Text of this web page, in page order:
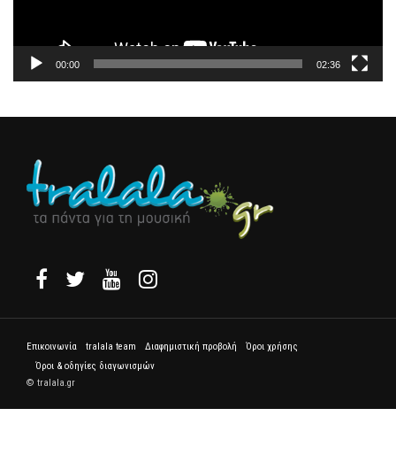
00:00 02:36
Επικοινωνία tralala team Διαφημιστική προβολή
Όροι χρήσης
Όροι & οδηγίες διαγωνισμών
© tralala.gr